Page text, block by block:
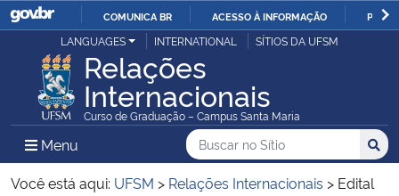
IR
PARA
O
CONTEÚDO
COMUNICA BR ACESSO À INFORMAÇÃO
Ministério da Justiça e Segurança Pública
Ministério da Defesa
Ministério das Relações Exteriores
LANGUAGES INTERNATIONAL SÍTIOS DA UFSM
Relações
Internacionais
Curso de Graduação – Campus Santa Maria
Menu Menu Principal do Sítio
Busca
Buscar no no Sítio
Busca:
Você está aqui: UFSM > Relações Internacionais > Edital